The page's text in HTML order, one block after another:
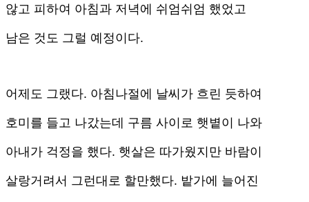
않고 피하여 아침과 저녁에 쉬엄쉬엄 했었고
남은 것도 그럴 예정이다.
어제도 그랬다. 아침나절에 날씨가 흐린 듯하여
호미를 들고 나갔는데 구름 사이로 햇볕이 나와
아내가 걱정을 했다. 햇살은 따가웠지만 바람이
살랑거려서 그런대로 할만했다. 밭가에 늘어진